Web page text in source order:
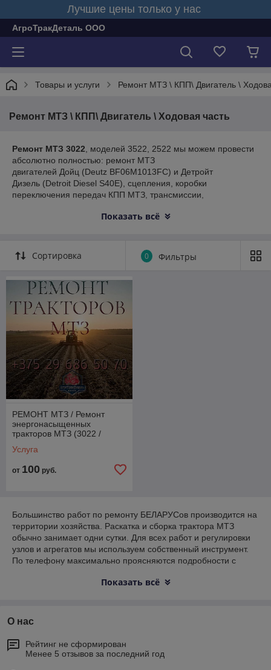
Лучшие цены только у нас
АгроТракДеталь ООО
Товары и услуги Ремонт МТЗ \ КПП\ Двигатель \
Ремонт МТЗ \ КПП\ Двигатель \ Ходовая часть
Ремонт МТЗ 3022 , моделей 3522, 2522 мы можем провести
абсолютно полностью: ремонт МТЗ
двигателей Дойц (Deutz BF06M1013FC) и Детройт
Дизель (Detroit Diesel S40E), сцепления, коробки
переключения передач КПП МТЗ, трансмиссии,
плунжерного регулируемого насоса Bosch-Rexroth, узла
диапазонов, конечной передачи), переднего и заднего ВОМ,
тормозов, КПП Беларус-2022 с итальянскими
пониженных/повышенных, конечной пары, водило и прочего.
Показать всё
Сортировка 0 Фильтры
РЕМОНТ МТЗ / Ремонт
энергонасыщенных
тракторов МТЗ (3022 /
/ Weichai / Deutz
Услуга
от 100 руб.
Большинство работ по ремонту БЕЛАРУСов производится на
территории хозяйства. Раскатка и сборка трактора МТЗ
обычно занимает одни сутки. Для всех работ и регулировки
узлов и агрегатов мы используем собственный инструмент.
По телефону максимально проясняются подробности с
инструментами, оборудованием и предполагаемыми к
до двигателя, списанной вами техники.
Показать всё
О нас
Рейтинг не сформирован
Менее 5 отзывов за последний год